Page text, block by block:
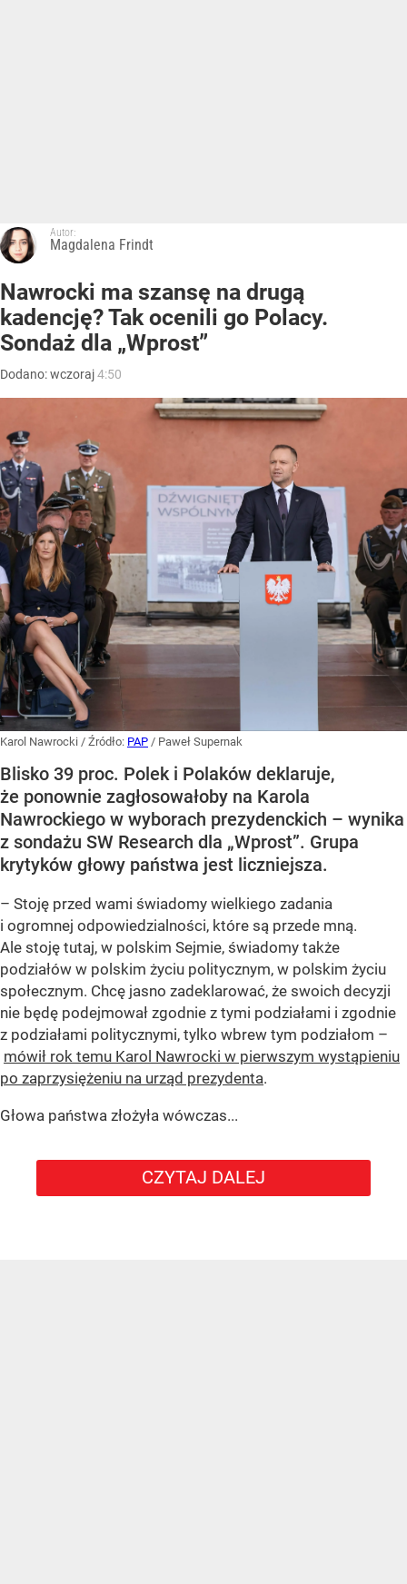
Autor:
Magdalena Frindt
Nawrocki ma szansę na drugą
kadencję? Tak ocenili go Polacy.
Sondaż dla „Wprost”
Dodano:wczoraj4:50
Karol Nawrocki / Źródło: PAP / Paweł Supernak
Blisko 39 proc. Polek i Polaków deklaruje,
że ponownie zagłosowałoby na Karola
Nawrockiego w wyborach prezydenckich – wynika
z sondażu SW Research dla „Wprost”. Grupa
krytyków głowy państwa jest liczniejsza.
– Stoję przed wami świadomy wielkiego zadania
i ogromnej odpowiedzialności, które są przede mną.
Ale stoję tutaj, w polskim Sejmie, świadomy także
podziałów w polskim życiu politycznym, w polskim życiu
społecznym. Chcę jasno zadeklarować, że swoich decyzji
nie będę podejmował zgodnie z tymi podziałami i zgodnie
z podziałami politycznymi, tylko wbrew tym podziałom –
mówił rok temu Karol Nawrocki w pierwszym wystąpieniu
po zaprzysiężeniu na urząd prezydenta.
Głowa państwa złożyła wówczas...
CZYTAJ DALEJ